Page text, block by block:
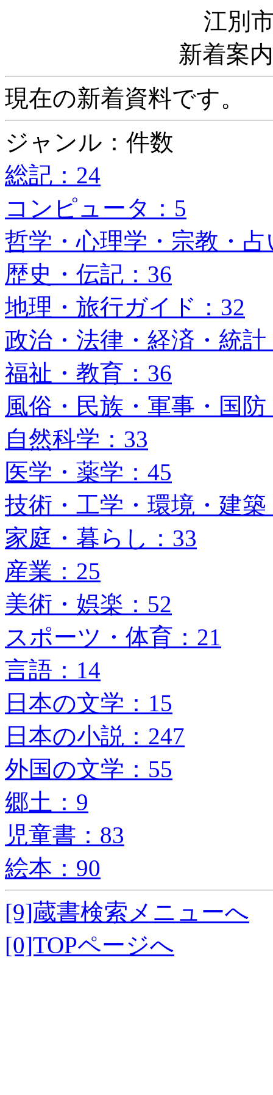
江別
新着案
現在の新着資料です。
ジャンル：件数
総記：24
コンピュータ：5
哲学・心理学・宗教・占
歴史・伝記：36
地理・旅行ガイド：32
政治・法律・経済・統計
福祉・教育：36
風俗・民族・軍事・国防
自然科学：33
医学・薬学：45
技術・工学・環境・建築
家庭・暮らし：33
産業：25
美術・娯楽：52
スポーツ・体育：21
言語：14
日本の文学：15
日本の小説：247
外国の文学：55
郷土：9
児童書：83
絵本：90
[9]蔵書検索メニューへ
[0]TOPページへ